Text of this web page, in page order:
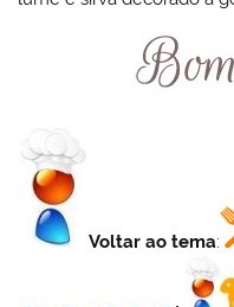
Voltar ao tema: